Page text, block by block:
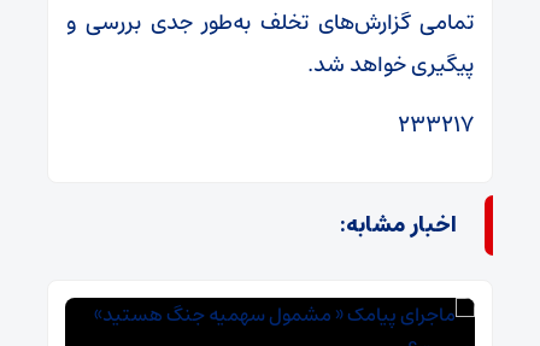
تمامی گزارش‌های تخلف به‌طور جدی بررسی و
پیگیری خواهد شد.
۲۳۳۲۱۷
اخبار مشابه: